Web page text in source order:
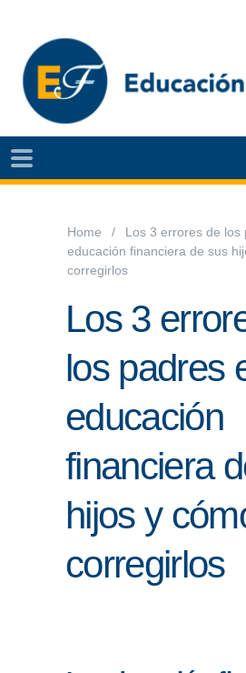
Home
Los 3 errores de los
educación financiera de sus
corregirlos
Los 3
los padres
educación
financiera
hijos y
corregirlos